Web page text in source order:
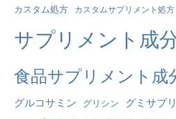
カスタム処方 カスタムサプリメント処方
サプリメント成
食品サプリメント成
グルコサミン グリシン グミサプリ